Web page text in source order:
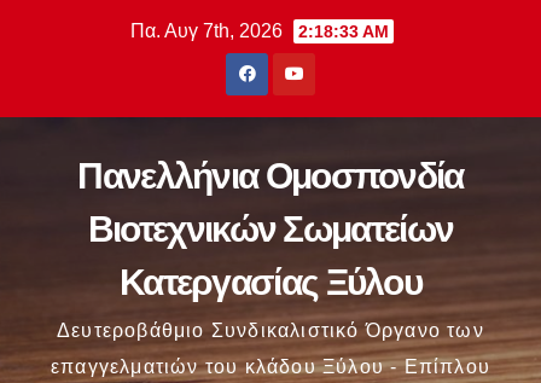
Πα. Αυγ 7th, 2026 2:18:34 AM
Πανελλήνια Ομοσπονδία
Βιοτεχνικών Σωματείων
Κατεργασίας Ξύλου
Δευτεροβάθμιο Συνδικαλιστικό Όργανο των
επαγγελματιών του κλάδου Ξύλου - Επίπλου